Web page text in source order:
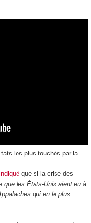
les plus touchés par la
indiquéque si la crise des
que les États-Unis aient eu à
qui en le plus